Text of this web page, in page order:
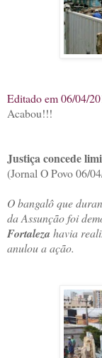
Editado em 06/04/
Acabou!!!
Justiça concede
(Jornal O Povo 06/
O bangalô que
da Assunção foi
Fortaleza havia
anulou a ação.